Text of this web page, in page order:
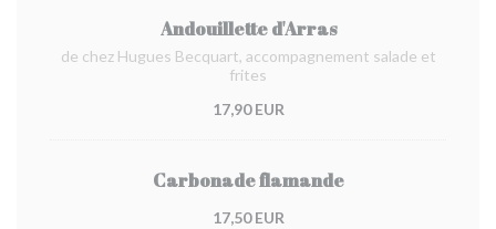
Andouillette d'Arras
de chez Hugues Becquart, accompagnement salade et
frites
17,90 EUR
Carbonade flamande
17,50 EUR